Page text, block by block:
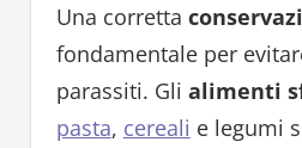
Una corretta
fondamentale per
parassiti. Gli alimenti
pasta, cereali e legumi